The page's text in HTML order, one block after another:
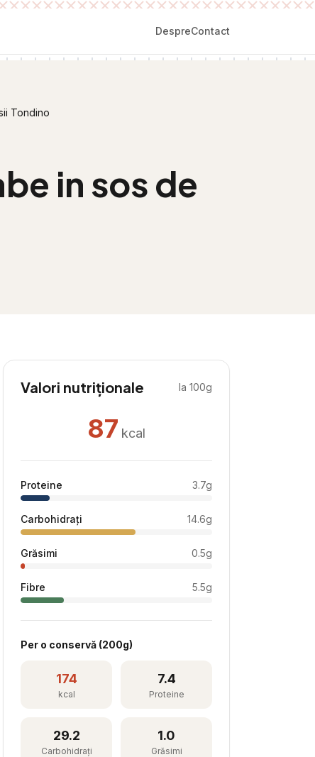
DespreContact
Tondino
in sos de
Valori nutriționale la 100g
87 kcal
Proteine 3.7g
Carbohidrați 14.6g
Grăsimi 0.5g
Fibre 5.5g
Per o conservă (200g)
174
kcal
7.4
Proteine
29.2
Carbohidrați
1.0
Grăsimi